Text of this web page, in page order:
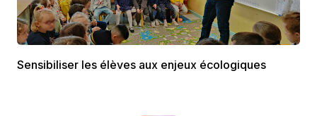
Sensibiliser les élèves aux enjeux écologiques